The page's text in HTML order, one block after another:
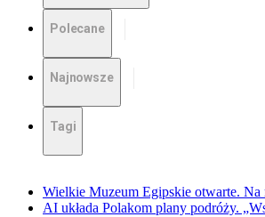
Polecane
Najnowsze
Tagi
Wielkie Muzeum Egipskie otwarte. Na
AI układa Polakom plany podróży.